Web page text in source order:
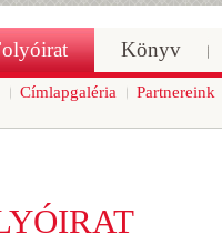
Könyv
Címlapgaléria Partnereink